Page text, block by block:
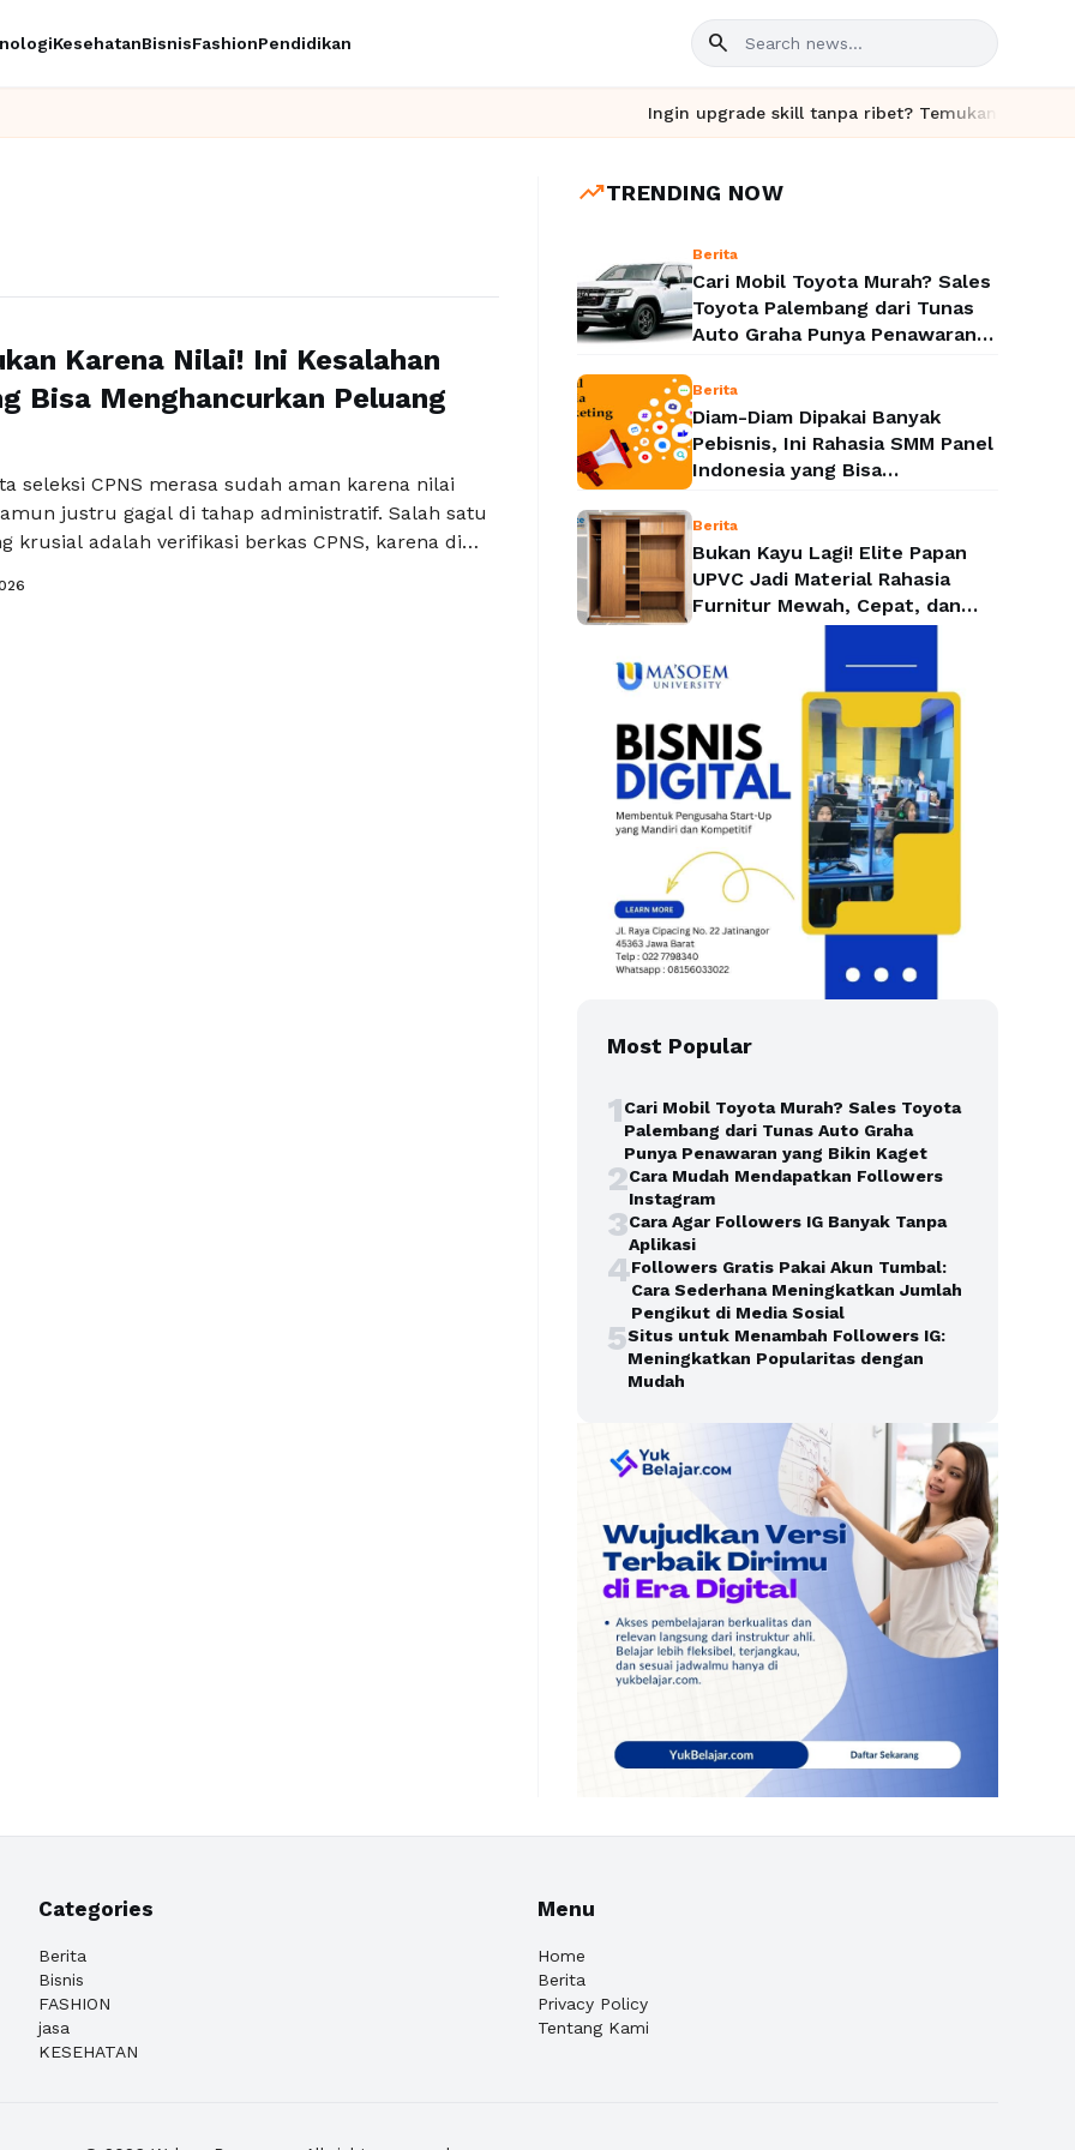
KesehatanBisnisFashionPendidikan search
Ingin upgrade skill tanpa ribet? Temukan kelas seru
Karena Nilai! Ini Kesalahan
Bisa Menghancurkan Peluang
seleksi CPNS merasa sudah aman karena nilai
justru gagal di tahap administratif. Salah satu
krusial adalah verifikasi berkas CPNS, karena di
dan keabsahan dokumen menentukan
berikutnya. Kesalahan kecil seperti salah
trending_upTRENDING NOW
Berita
Cari Mobil Toyota Murah? Sales
Toyota Palembang dari Tunas
Auto Graha Punya Penawaran
Berita
Diam-Diam Dipakai Banyak
Pebisnis, Ini Rahasia SMM Panel
Indonesia yang Bisa
Media
Berita
Bukan Kayu Lagi! Elite Papan
UPVC Jadi Material Rahasia
Furnitur Mewah, Cepat, dan
Most Popular
1Cari Mobil Toyota Murah? Sales Toyota
Palembang dari Tunas Auto Graha
Punya Penawaran yang Bikin Kaget
2Cara Mudah Mendapatkan Followers
Instagram
3Cara Agar Followers IG Banyak Tanpa
Aplikasi
4Followers Gratis Pakai Akun Tumbal:
Cara Sederhana Meningkatkan Jumlah
Pengikut di Media Sosial
5Situs untuk Menambah Followers IG:
Meningkatkan Popularitas dengan
Mudah
Categories
Berita
Bisnis
FASHION
jasa
KESEHATAN
Menu
Home
Berita
Privacy Policy
Tentang Kami